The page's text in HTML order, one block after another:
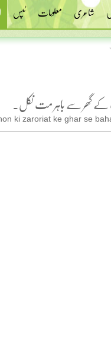
شاعری معلومات ٹپس
کے گھر سے باہر مت نکل۔
ki zaroriat ke ghar se